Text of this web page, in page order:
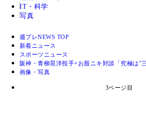
IT・科学
写真
週プレNEWS TOP
新着ニュース
スポーツニュース
阪神・青柳晃洋投手×お股ニキ対談「究極は"
画像・写真
3ページ目